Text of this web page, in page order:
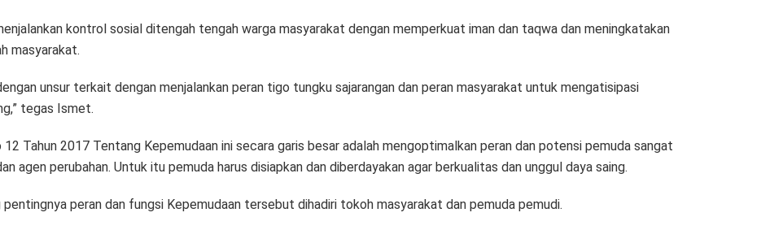
kontrol sosial ditengah tengah warga masyarakat dengan memperkuat iman dan taqwa dan meningkatakan
masyarakat.
unsur terkait dengan menjalankan peran tigo tungku sajarangan dan peran masyarakat untuk mengatisipasi
tegas Ismet.
Tahun 2017 Tentang Kepemudaan ini secara garis besar adalah mengoptimalkan peran dan potensi pemuda sangat
agen perubahan. Untuk itu pemuda harus disiapkan dan diberdayakan agar berkualitas dan unggul daya saing.
peran dan fungsi Kepemudaan tersebut dihadiri tokoh masyarakat dan pemuda pemudi.